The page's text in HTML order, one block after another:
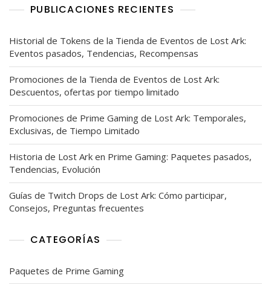
PUBLICACIONES RECIENTES
Historial de Tokens de la Tienda de Eventos de Lost Ark:
Eventos pasados, Tendencias, Recompensas
Promociones de la Tienda de Eventos de Lost Ark:
Descuentos, ofertas por tiempo limitado
Promociones de Prime Gaming de Lost Ark: Temporales,
Exclusivas, de Tiempo Limitado
Historia de Lost Ark en Prime Gaming: Paquetes pasados,
Tendencias, Evolución
Guías de Twitch Drops de Lost Ark: Cómo participar,
Consejos, Preguntas frecuentes
CATEGORÍAS
Paquetes de Prime Gaming